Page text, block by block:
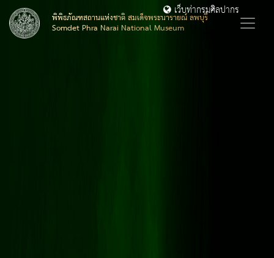
พิพิธภัณฑสถานแห่งชาติ สมเด็จพระนารายณ์ ลพบุรี
Somdet Phra Narai National Museum
เว็บท่ากรมศิลปากร